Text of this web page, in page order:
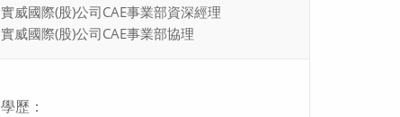
實威國際(股)公司CAE事業部資深經理
實威國際(股)公司CAE事業部協理
學歷：